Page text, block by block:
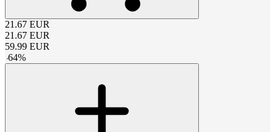
21.67 EUR
21.67 EUR
59.99 EUR
-64%